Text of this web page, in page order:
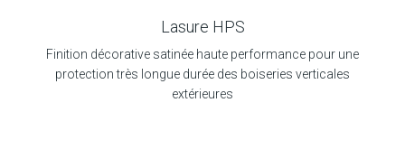
Lasure HPS
Finition décorative satinée haute performance pour une
protection très longue durée des boiseries verticales
extérieures